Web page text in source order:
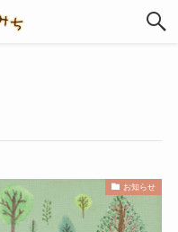
お知らせ